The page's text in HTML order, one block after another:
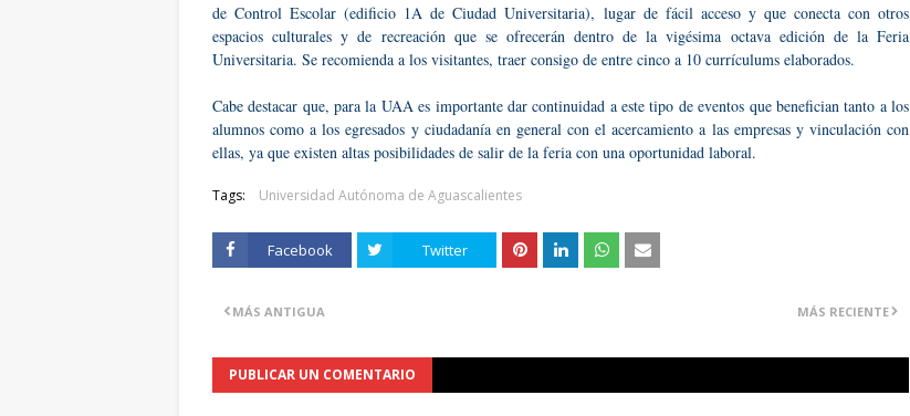
de Control Escolar (edificio 1A de Ciudad Universitaria), lugar de fácil acceso y que conecta con otros
espacios culturales y de recreación que se ofrecerán dentro de la vigésima octava edición de la Feria
Universitaria. Se recomienda a los visitantes, traer consigo de entre cinco a 10 currículums elaborados.
Cabe destacar que, para la UAA es importante dar continuidad a este tipo de eventos que benefician tanto a los
alumnos como a los egresados y ciudadanía en general con el acercamiento a las empresas y vinculación con
ellas, ya que existen altas posibilidades de salir de la feria con una oportunidad laboral.
Tags: Universidad Autónoma de Aguascalientes
Facebook Twitter
MÁS RECIENTE
MÁS ANTIGUA
PUBLICAR UN COMENTARIO